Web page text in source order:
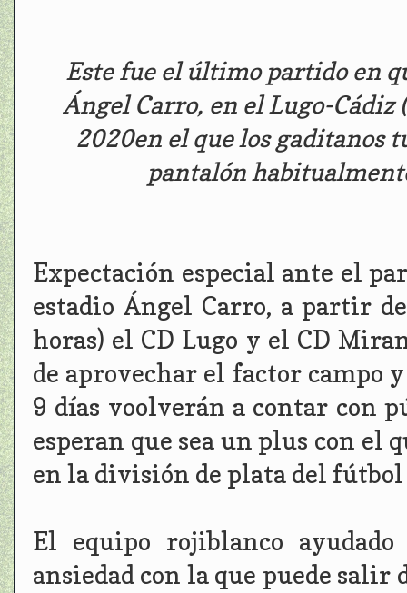
Este fue el último partido en
Ángel Carro, en el Lugo-Cádiz
2020en el que los gaditanos
pantalón
Expectación especial ante el
estadio Ángel Carro, a partir
horas) el CD Lugo y el CD
de aprovechar el factor campo y
9 días voolverán a contar con
esperan que sea un plus con el
en la división de plata del fútbol
El equipo rojiblanco
ansiedad con la que puede salir